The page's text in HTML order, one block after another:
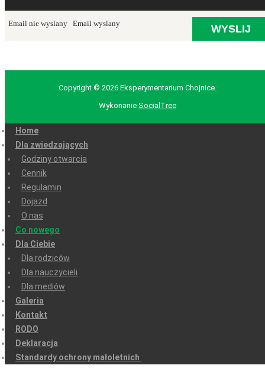
Email nie wyslany Email wyslany
Copyright © 2026 Eksperymentarium Chojnice.
Wykonanie SocialTree
Home
Dla zwiedzających
Godziny otwarcia
Cennik
Regulamin
Dojazd
O nas
Co nowego
Dla Ciebie
Dla rodziców
Dla nauczycieli
Dla mediów
Galeria
Kontakt
RODO
Deklaracja
Standardy ochrony małoletnich